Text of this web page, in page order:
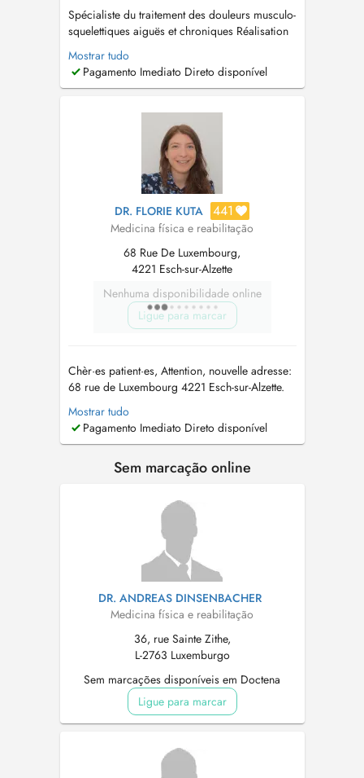
Spécialiste du traitement des douleurs musculo-
squelettiques aiguës et chroniques Réalisation
d'infiltrations périphériques articulaires et
périarticulaires Gestion des exercices
thérapeutiques Connaissance des thérapies
traitement de l'ostéoporose, ...
Mostrar tudo
Pagamento Imediato Direto disponível
DR. FLORIE KUTA 441
Medicina física e reabilitação
68 Rue De Luxembourg,
4221 Esch-sur-Alzette
Nenhuma disponibilidade online
Ligue para marcar
Chèr·es patient·es, Attention, nouvelle adresse:
68 rue de Luxembourg 4221 Esch-sur-Alzette.
Le cabinet se trouve au 2e étage, vous pouvez
monter directement. Contact:
dr.florie.kuta@gmail.comTel: 661994897 Le
pathologies aiguës et chroniques de ...
Mostrar tudo
Pagamento Imediato Direto disponível
Sem marcação online
DR. ANDREAS DINSENBACHER
Medicina física e reabilitação
36, rue Sainte Zithe,
L-2763 Luxemburgo
Sem marcações disponíveis em Doctena
Ligue para marcar